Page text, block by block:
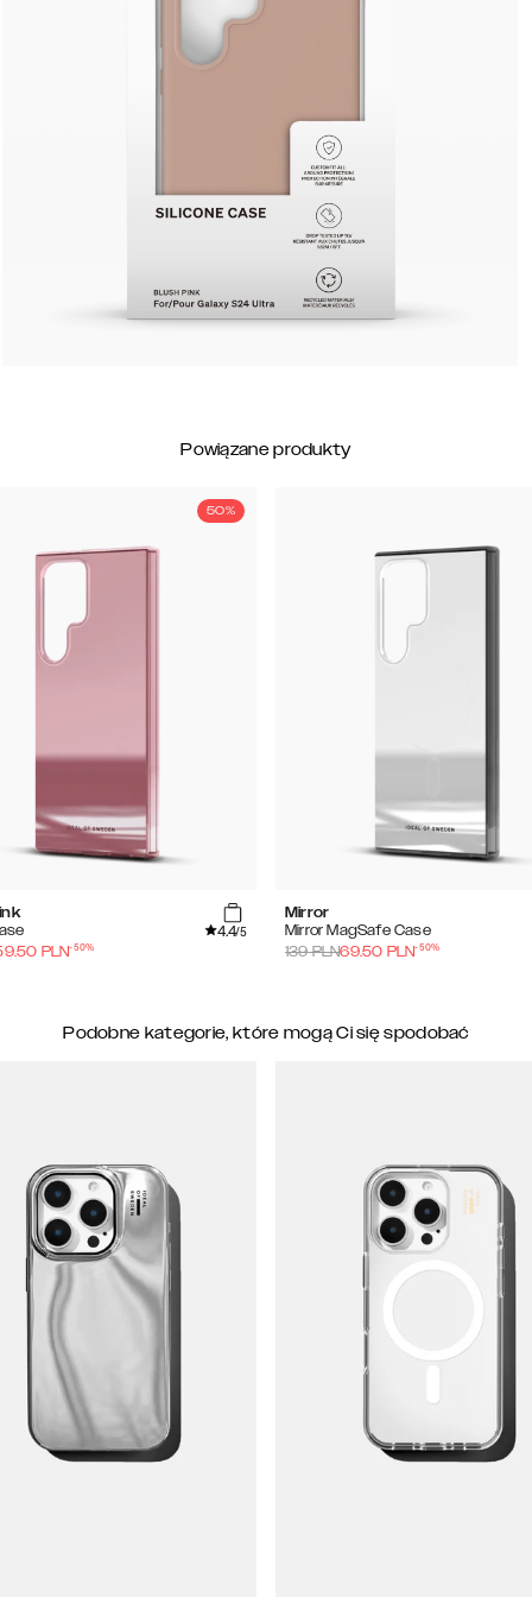
Powiązane produkty
50%
4.4/5
PLN-50%
Mirror
Mirror MagSafe Case
139PLN69.50 PLN-50%
Podobne kategorie, które mogą Ci się spodobać